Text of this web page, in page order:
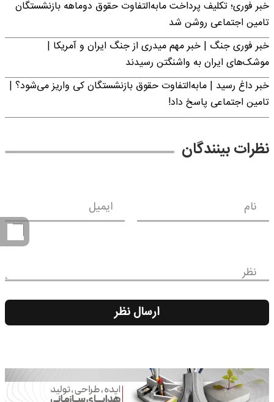
خبر فوری؛ تکلیف پرداخت مابه‌التفاوت حقوق دوماهه بازنشستگان
تامین اجتماعی روشن شد
خبر فوری جنگ | خبر مهم میدری از جنگ ایران و آمریکا |
موشک‌های ایران به واشنگتن رسیدند
خبر داغ رسید | مابه‌التفاوت حقوق بازنشستگان کی واریز می‌شود؟ |
تامین اجتماعی پاسخ داد!
نظرات بینندگان
نام ایمیل
نظر
ارسال نظر